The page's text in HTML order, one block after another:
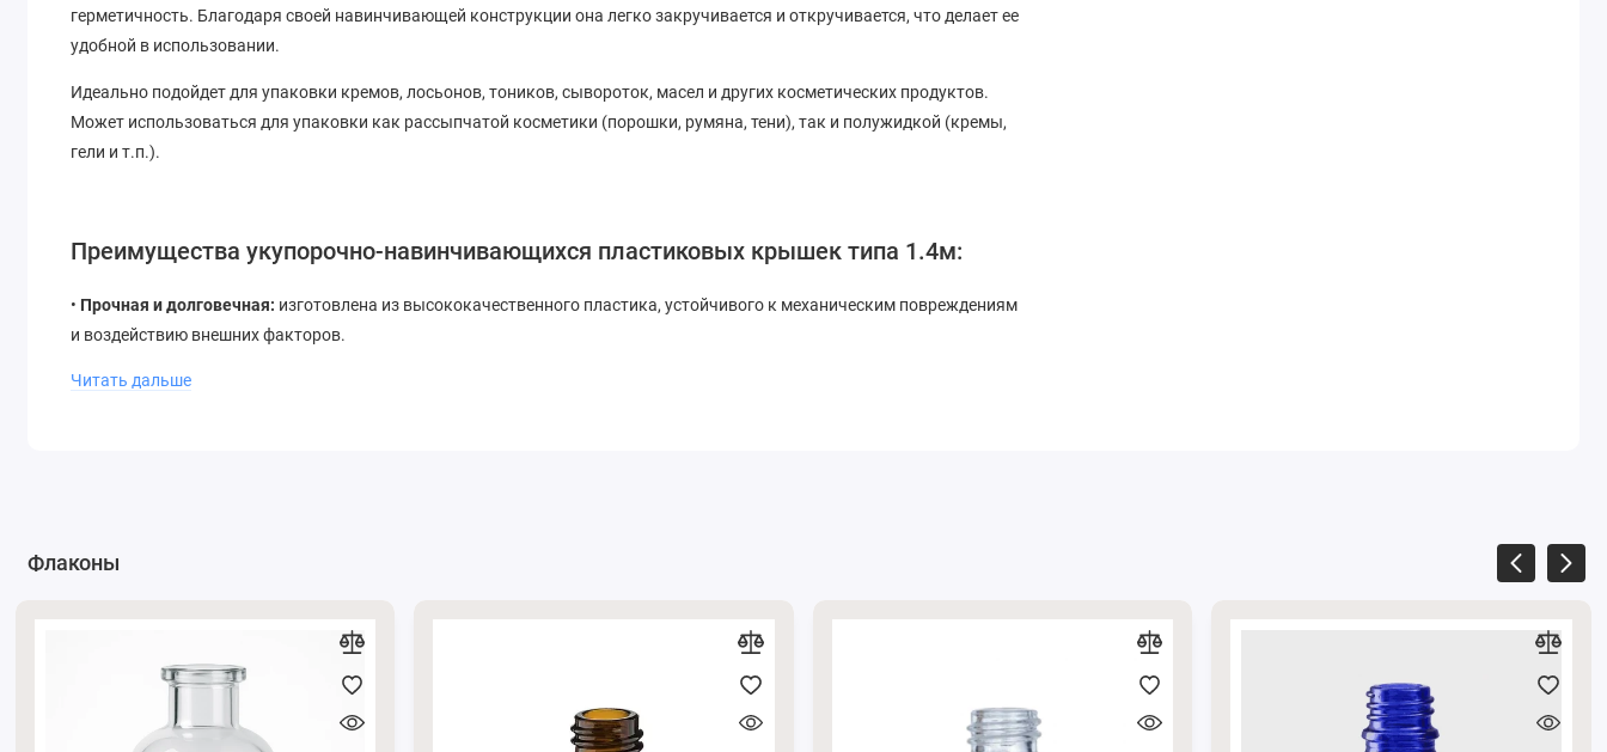
герметичность. Благодаря своей навинчивающей конструкции она легко закручивается и откручивается, что делает ее
удобной в использовании.
Идеально подойдет для упаковки кремов, лосьонов, тоников, сывороток, масел и других косметических продуктов.
Может использоваться для упаковки как рассыпчатой ​​косметики (порошки, румяна, тени), так и полужидкой (кремы,
гели и т.п.).
Преимущества укупорочно-навинчивающихся пластиковых крышек типа 1.4м:
• Прочная и долговечная: изготовлена ​​из высококачественного пластика, устойчивого к механическим повреждениям
и воздействию внешних факторов.
•Герметичная: обеспечивает надежную закупорку, предотвращая утечку косметического продукта.
Популярные крышки для косметических флаконов доступны для заказа на странице сайта
Подписывайтесь на наши официальные страницы в
Читать дальше
Флаконы